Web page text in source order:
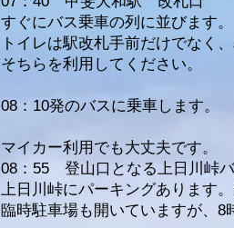
すぐにバス乗車の列に並びます。
トイレは駅改札手前だけでなく
そちらを利用してください。
08：10発のバスに乗車します。
マイカー利用でも大丈夫です。
08：55 登山口となる上日川峠
上日川峠にパーキングあります
臨時駐車場も開いていますが、8